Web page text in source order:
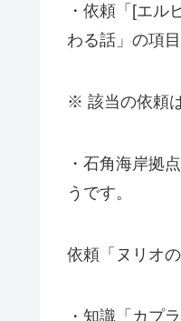
・依頼「[エル
わる話」の項
※ 該当の依頼
・石角海岸拠
うです。
依頼「ヌリオ
・知識「カプ